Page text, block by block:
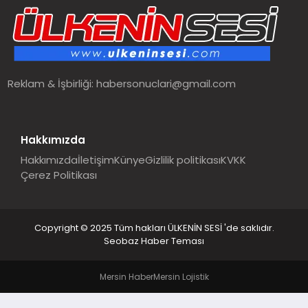
SPOR
MALATYA HABERLERI
Reklam & İşbirliği:habersonuclari@gmail.com
Hakkımızda
HakkımızdaİletişimKünyeGizlilik politikasıKVKK
Çerez Politikası
Copyright © 2025 Tüm hakları ÜLKENİN SESİ 'de saklıdır.
Seobaz Haber Teması
Mersin HaberMersin Lojistik